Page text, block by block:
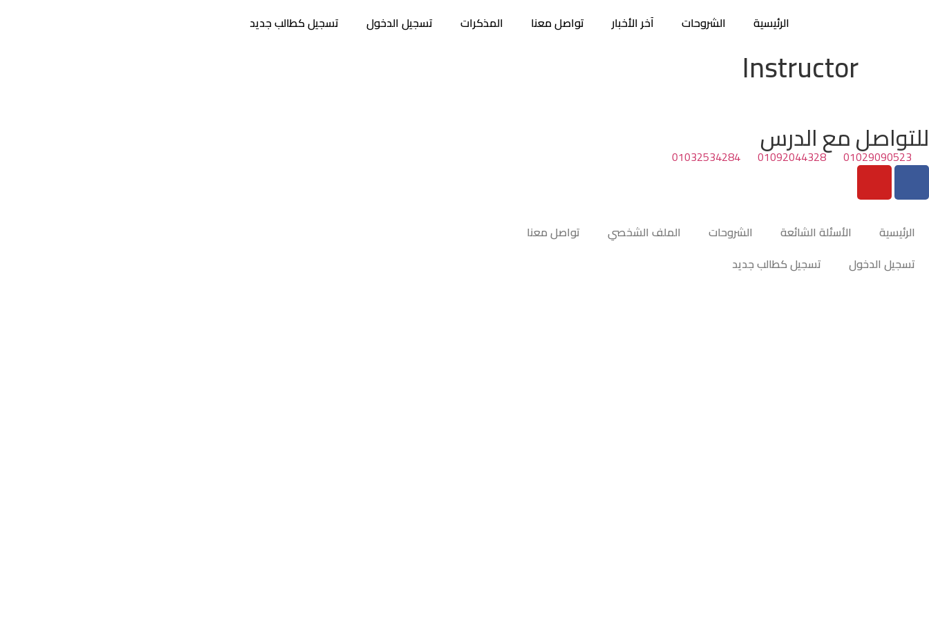
تسجيل الدخول تسجيل كطالب جديد الرئيسية الشروحات آخر الأخبار تواصل معنا المذكرات
Instructor
للتواصل مع الدرس
01029090523
01092044328
01032534284
الرئيسية الأسئلة الشائعة الشروحات الملف الشخصي
تواصل معنا
تسجيل الدخول
تسجيل كطالب جديد